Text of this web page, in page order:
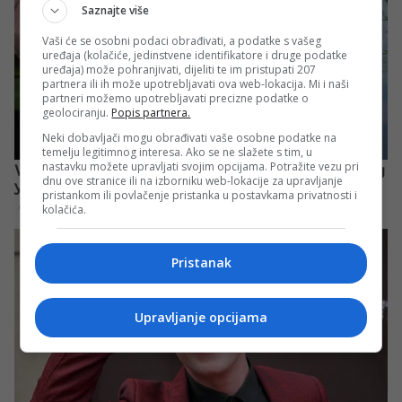
Saznajte više
Vaši će se osobni podaci obrađivati, a podatke s vašeg
uređaja (kolačiće, jedinstvene identifikatore i druge podatke
uređaja) može pohranjivati, dijeliti te im pristupati 207
partnera ili ih može upotrebljavati ova web-lokacija. Mi i naši
partneri možemo upotrebljavati precizne podatke o
geolociranju. Popis partnera.
Neki dobavljači mogu obrađivati vaše osobne podatke na
temelju legitimnog interesa. Ako se ne slažete s tim, u
nastavku možete upravljati svojim opcijama. Potražite vezu pri
dnu ove stranice ili na izborniku web-lokacije za upravljanje
pristankom ili povlačenje pristanka u postavkama privatnosti i
kolačića.
Pristanak
Upravljanje opcijama